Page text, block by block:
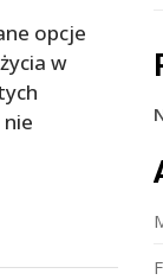
opcje
w